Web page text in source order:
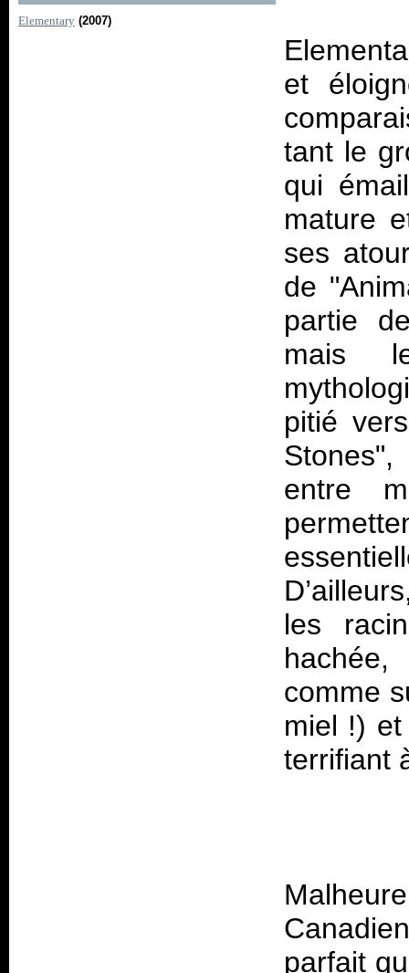
Elementary (2007)
et
tant le
qui
mature
ses
de
partie
mais
pitié
entre
les
comme
miel !) et
parfait